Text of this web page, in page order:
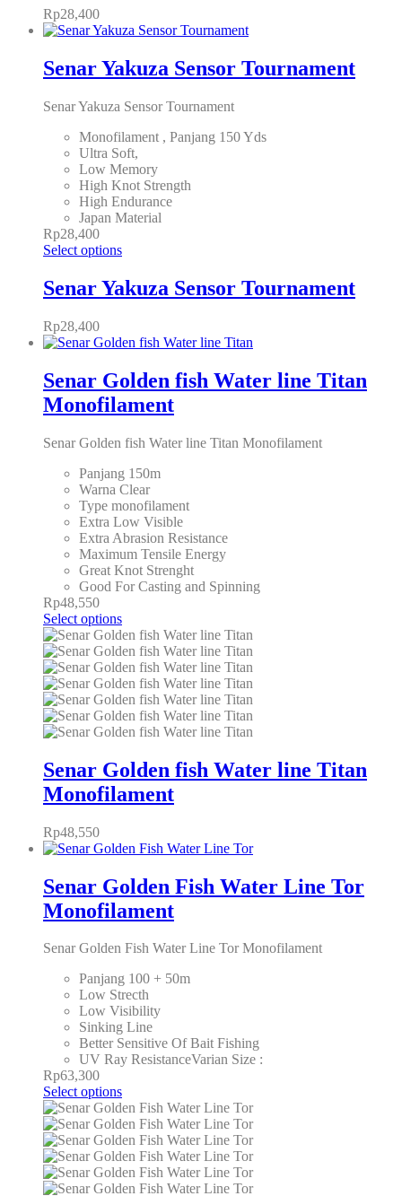
Rp28,400
Senar Yakuza Sensor Tournament
Senar Yakuza Sensor Tournament
Monofilament , Panjang 150 Yds
Ultra Soft,
Low Memory
High Knot Strength
High Endurance
Japan Material
Rp28,400
Select options
Senar Yakuza Sensor Tournament
Rp28,400
Senar Golden fish Water line Titan
Monofilament
Senar Golden fish Water line Titan Monofilament
Panjang 150m
Warna Clear
Type monofilament
Extra Low Visible
Extra Abrasion Resistance
Maximum Tensile Energy
Great Knot Strenght
Good For Casting and Spinning
Rp48,550
Select options
Senar Golden fish Water line Titan
Monofilament
Rp48,550
Senar Golden Fish Water Line Tor
Monofilament
Senar Golden Fish Water Line Tor Monofilament
Panjang 100 + 50m
Low Strecth
Low Visibility
Sinking Line
Better Sensitive Of Bait Fishing
UV Ray ResistanceVarian Size :
Rp63,300
Select options